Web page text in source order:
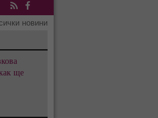
RSS Facebook
новини
ще